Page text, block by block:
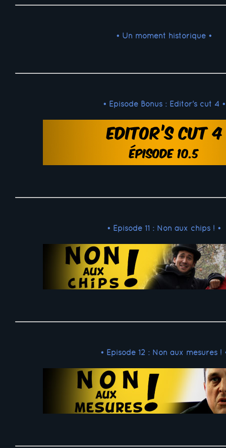
• Un moment historique •
• Episode Bonus : Editor's cut 4 •
• Episode 11 : Non aux chips ! •
• Episode 12 : Non aux mesures !